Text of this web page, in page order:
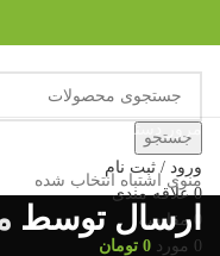
جستجو
ورود / ثبت نام
0 علاقه مندی
مقايسه
0 مورد 0 تومان
مرور دسته ها
منوی اشتباه انتخاب شده
ارسال توسط